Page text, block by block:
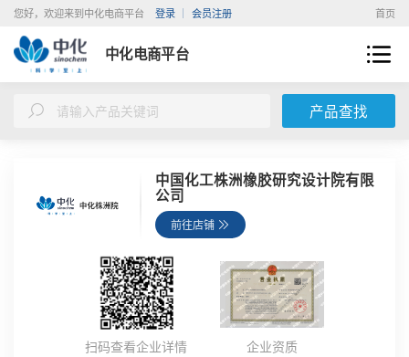
首页
您好，欢迎来到中化电商平台 登录 会员注册
中化电商平台
产品查找
中国化工株洲橡胶研究设计院有限
公司
前往店铺
扫码查看企业详情 企业资质